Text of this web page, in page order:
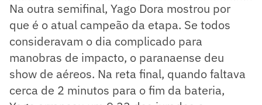
Na outra semifinal, Yago Dora mostrou por
que é o atual campeão da etapa. Se todos
consideravam o dia complicado para
manobras de impacto, o paranaense deu
show de aéreos. Na reta final, quando faltava
cerca de 2 minutos para o fim da bateria,